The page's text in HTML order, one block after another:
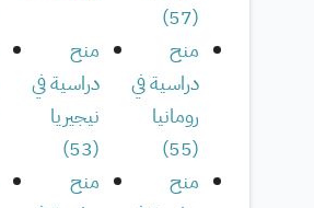
(
57
)
منح
دراسية في
رومانيا
(
55
)
منح
دراسية في
نيجيريا
(
53
)
منح
منح